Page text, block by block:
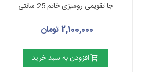
جا تقویمی رومیزی خاتم 25 سانتی
2,100,000 تومان
افزودن به سبد خرید